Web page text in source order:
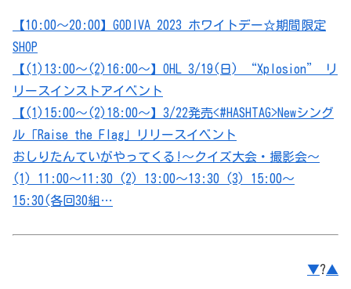
【10:00～20:00】GODIVA 2023 ホワイトデー☆期間限定
SHOP
【(1)13:00～(2)16:00～】OHL 3/19(日) “Xplosion” リ
リースインストアイベント
【(1)15:00～(2)18:00～】3/22発売<#HASHTAG>Newシング
ル「Raise the Flag」リリースイベント
おしりたんていがやってくる!～クイズ大会・撮影会～
(1) 11:00～11:30 (2) 13:00～13:30 (3) 15:00～
15:30(各回30組…
▼?▲